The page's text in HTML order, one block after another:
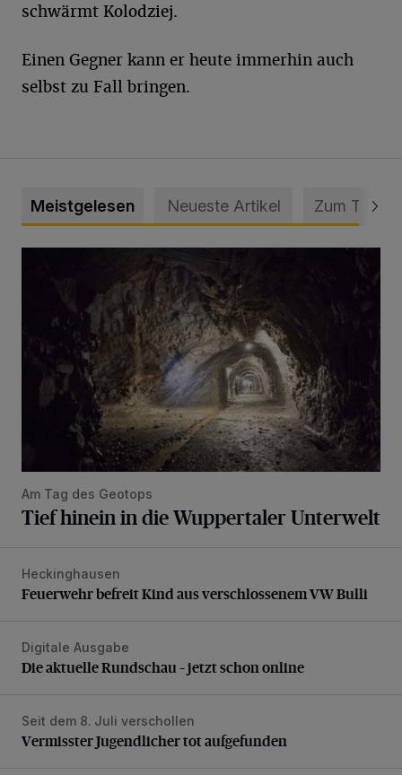
schwärmt Kolodziej.
Einen Gegner kann er heute immerhin auch
selbst zu Fall bringen.
Meistgelesen Neueste Artikel Zum Thema
Am Tag des Geotops
Tief hinein in die Wuppertaler Unterwelt
Feuerwehr befreit Kind aus verschlossenem VW Bulli
Heckinghausen
Feuerwehr befreit Kind aus verschlossenem VW Bulli
Die aktuelle Rundschau – jetzt schon online
Digitale Ausgabe
Die aktuelle Rundschau – jetzt schon online
Vermisster Jugendlicher tot aufgefunden
Seit dem 8. Juli verschollen
Vermisster Jugendlicher tot aufgefunden